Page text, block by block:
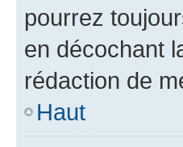
pourrez
en décochant
rédaction de
Haut